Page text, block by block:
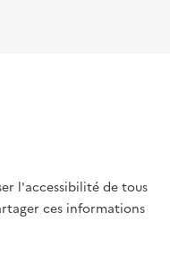
l'accessibilité de tous
ces informations